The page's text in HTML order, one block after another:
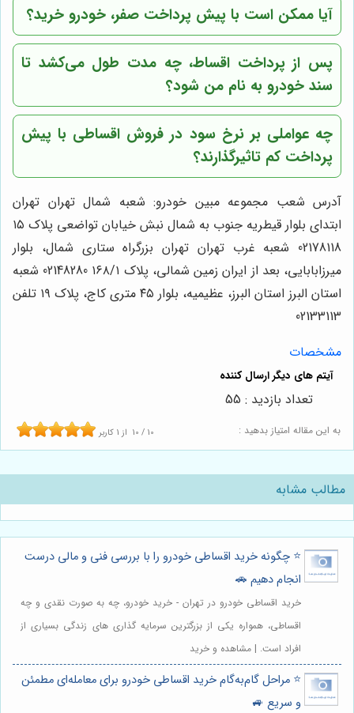
آیا ممکن است با پیش پرداخت صفر، خودرو خرید؟
پس از پرداخت اقساط، چه مدت طول می‌کشد تا
سند خودرو به نام من شود؟
چه عواملی بر نرخ سود در فروش اقساطی با پیش
پرداخت کم تاثیرگذارند؟
آدرس شعب مجموعه مبین خودرو: شعبه شمال تهران تهران
ابتدای بلوار قیطریه جنوب به شمال نبش خیابان تواضعی پلاک ۱۵
02178118 شعبه غرب تهران تهران بزرگراه ستاری شمال، بلوار
میرزابابایی، بعد از ایران زمین شمالی، پلاک ۱۶۸/۱ 02148280 شعبه
استان البرز استان البرز، عظیمیه، بلوار ۴۵ متری کاج، پلاک ۱۹ تلفن
02133113
مشخصات
به این مقاله امتیاز بدهید : 10 / 10 از 1 کاربر
تعداد بازدید : 55
مطالب مشابه
⭐️ چگونه خرید اقساطی خودرو را با بررسی فنی و مالی درست
انجام دهیم 🚗
خرید اقساطی خودرو در تهران - خرید خودرو، چه به صورت نقدی و چه
اقساطی، همواره یکی از بزرگترین سرمایه گذاری های زندگی بسیاری از
افراد است. | مشاهده و خرید
⭐️ مراحل گام‌به‌گام خرید اقساطی خودرو برای معامله‌ای مطمئن
و سریع 🚙